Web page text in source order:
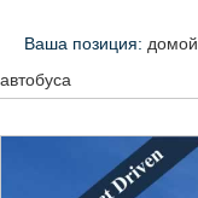
Ваша позиция: домой
автобуса